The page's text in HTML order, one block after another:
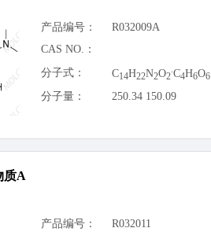
产品编号：
R032009A
CAS NO.：
分子式：
C14H22N2O2
.C4H6O6
分子量： 250.34 150.09
质A
产品编号：
R032011